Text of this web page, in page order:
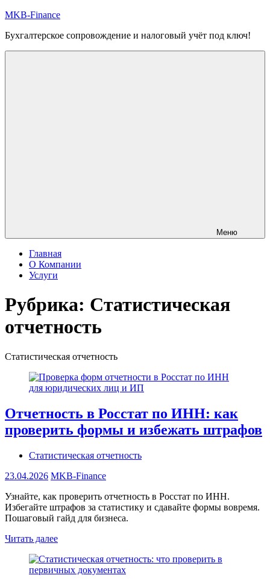
Перейти
содержимому
MKB-Finance
Бухгалтерское сопровождение и налоговый учёт под ключ!
Меню
Главная
О Компании
Услуги
Рубрика: Статистическая
отчетность
Статистическая отчетность
Отчетность в Росстат по ИНН: как
проверить формы и избежать штрафов
Статистическая отчетность
23.04.2026 MKB-Finance
Узнайте, как проверить отчетность в Росстат по ИНН.
Избегайте штрафов за статистику и сдавайте формы вовремя.
Пошаговый гайд для бизнеса.
Читать далее